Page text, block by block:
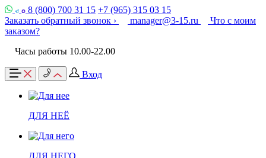
8 (800) 700 31 15 +7 (965) 315 03 15
Заказать обратный звонок ›
manager@3-15.ru
Что с моим
заказом?
Часы работы 10.00-22.00
Вход
ДЛЯ НЕЁ
ДЛЯ НЕГО